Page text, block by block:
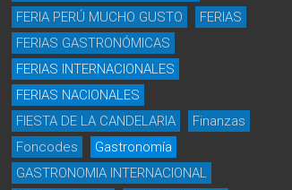
FERIA PERÚ MUCHO GUSTO
FERIAS
FERIAS GASTRONÓMICAS
FERIAS INTERNACIONALES
FERIAS NACIONALES
FIESTA DE LA CANDELARIA
Finanzas
Foncodes
Gastronomía
GASTRONOMIA INTERNACIONAL